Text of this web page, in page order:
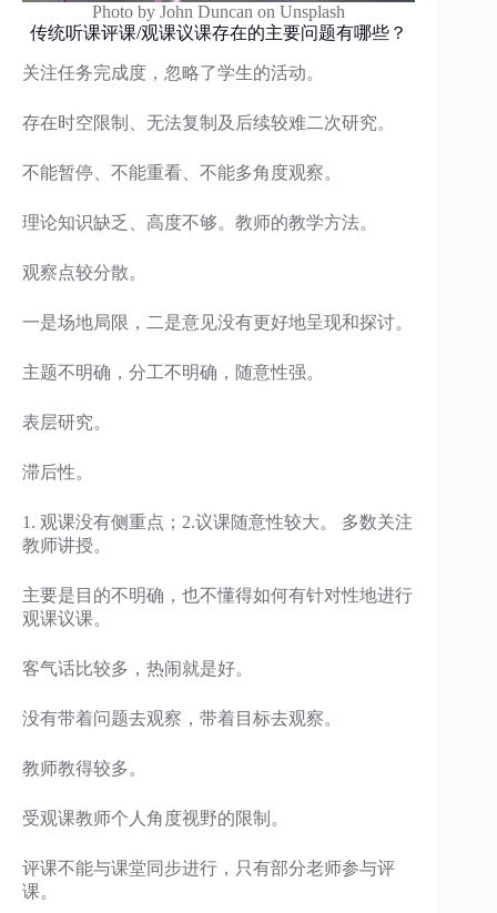
Photo by John Duncan on Unsplash
传统听课评课/观课议课存在的主要问题有哪些？
关注任务完成度，忽略了学生的活动。
存在时空限制、无法复制及后续较难二次研究。
不能暂停、不能重看、不能多角度观察。
理论知识缺乏、高度不够。教师的教学方法。
观察点较分散。
一是场地局限，二是意见没有更好地呈现和探讨。
主题不明确，分工不明确，随意性强。
表层研究。
滞后性。
1. 观课没有侧重点；2.议课随意性较大。 多数关注
教师讲授。
主要是目的不明确，也不懂得如何有针对性地进行
观课议课。
客气话比较多，热闹就是好。
没有带着问题去观察，带着目标去观察。
教师教得较多。
受观课教师个人角度视野的限制。
评课不能与课堂同步进行，只有部分老师参与评
课。